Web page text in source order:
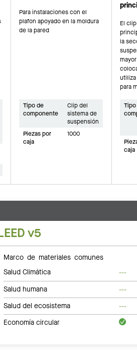
Para instalaciones con el
plafon apoyado en la moldura
de la pared
Tipo de
componente
Clip del
sistema de
suspensión
Piezas por
caja
1000
El
la
para
caja
v5
Marco de materiales comunes
Salud Climática
---
Salud humana
---
Salud del ecosistema
---
Economía circular